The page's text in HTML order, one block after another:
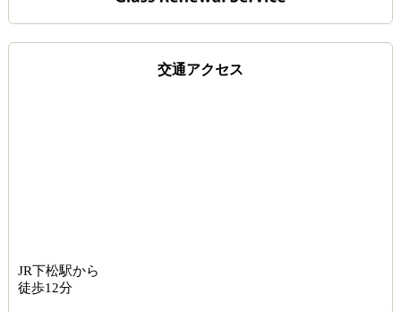
交通アクセス
JR下松駅から
徒歩12分